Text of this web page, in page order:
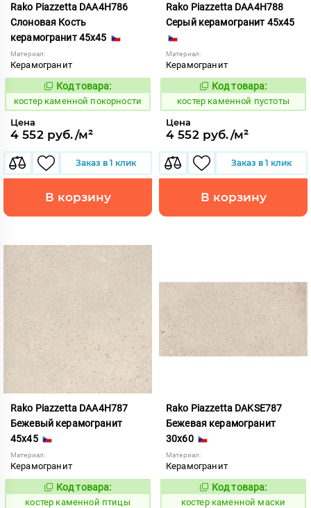
Rako Piazzetta DAA4H786
Слоновая Кость
керамогранит 45x45
Материал:
Керамогранит
801572
Код товара:
костер каменной покорности
Цена
4 552 руб./м²
Заказ в 1 клик
В корзину
Rako Piazzetta DAA4H788
Серый керамогранит 45x45
Материал:
Керамогранит
801574
Код товара:
костер каменной пустоты
Цена
4 552 руб./м²
Заказ в 1 клик
В корзину
Rako Piazzetta DAA4H787
Бежевый керамогранит
45x45
Материал:
Керамогранит
801573
Код товара:
костер каменной птицы
Rako Piazzetta DAKSE787
Бежевая керамогранит
30x60
Материал:
Керамогранит
801547
Код товара:
костер каменной маски